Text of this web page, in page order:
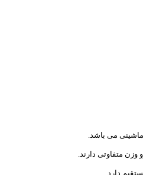
می باشد.
متفاوتی دارند.
دارد.